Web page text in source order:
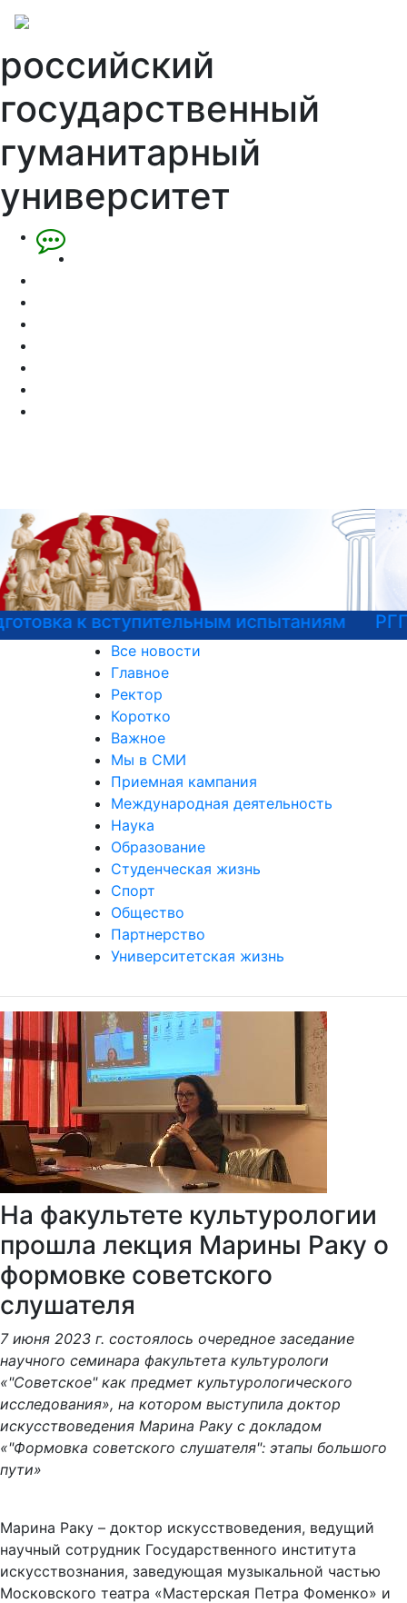
российский
государственный
гуманитарный
университет
РГГУ — 35 лет!
Все новости
Главное
Ректор
Коротко
Важное
Мы в СМИ
Приемная кампания
Международная деятельность
Наука
Образование
Студенческая жизнь
Спорт
Общество
Партнерство
Университетская жизнь
На факультете культурологии
прошла лекция Марины Раку о
формовке советского
слушателя
7 июня 2023 г. состоялось очередное заседание
научного семинара факультета культурологи
«"Советское" как предмет культурологического
исследования», на котором выступила доктор
искусствоведения Марина Раку с докладом
«"Формовка советского слушателя": этапы большого
пути»
Марина Раку – доктор искусствоведения, ведущий
научный сотрудник Государственного института
искусствознания, заведующая музыкальной частью
Московского театра «Мастерская Петра Фоменко» и